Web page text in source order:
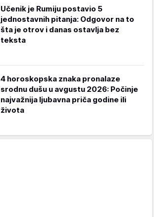
Učenik je Rumiju postavio 5
jednostavnih pitanja: Odgovor na to
šta je otrov i danas ostavlja bez
teksta
4 horoskopska znaka pronalaze
srodnu dušu u avgustu 2026: Počinje
najvažnija ljubavna priča godine ili
života